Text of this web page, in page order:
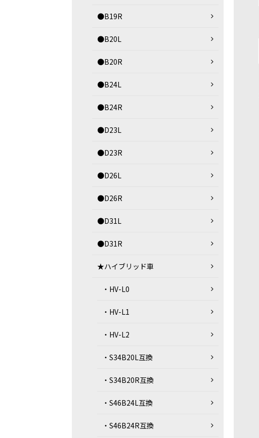
●B19R
●B20L
●B20R
●B24L
●B24R
●D23L
●D23R
●D26L
●D26R
●D31L
●D31R
★ハイブリッド車
・HV-L0
・HV-L1
・HV-L2
・S34B20L互換
・S34B20R互換
・S46B24L互換
・S46B24R互換